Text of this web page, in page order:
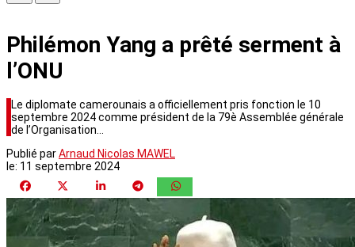
Philémon Yang a prêté serment à
l’ONU
Le diplomate camerounais a officiellement pris fonction le 10
septembre 2024 comme président de la 79è Assemblée générale
de l’Organisation…
Publié parArnaud Nicolas MAWEL
le: 11 septembre 2024